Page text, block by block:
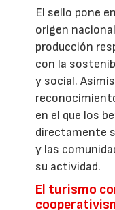
El sello pone
origen
producción
con la
y social.
en el que los
directamente
y las
su actividad.
El turismo